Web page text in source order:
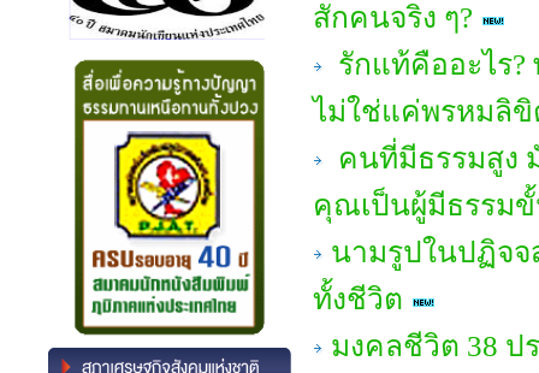
สักคนจริง ๆ?
รักแท้คืออะไร
ไม่ใช่แค่พรหมลิ
คนที่มีธรรมสูง
คุณเป็นผู้มีธรรม
นามรูปในปฏิจจ
ทั้งชีวิต
มงคลชีวิต 38 ป